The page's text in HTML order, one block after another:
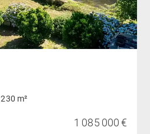
230 m²
1 085 000 €